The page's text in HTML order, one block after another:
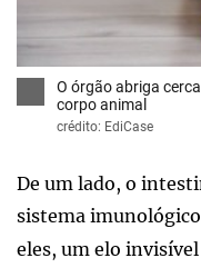
O órgão abriga
corpo animal
crédito: EdiCase
De um lado, o
sistema
eles, um elo invisível